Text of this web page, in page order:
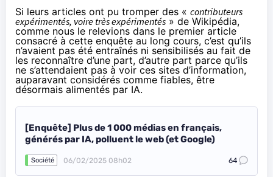
Si leurs articles ont pu tromper des « contributeurs
expérimentés, voire très expérimentés » de Wikipédia,
comme nous le relevions dans le premier article
consacré à cette enquête au long cours, c’est qu’ils
n’avaient pas été entraînés ni sensibilisés au fait de
les reconnaître d’une part, d’autre part parce qu’ils
ne s’attendaient pas à voir ces sites d’information,
auparavant considérés comme fiables, être
désormais alimentés par IA.
[Enquête] Plus de 1 000 médias en français,
générés par IA, polluent le web (et Google)
Société 06/02/2025 08h02 64